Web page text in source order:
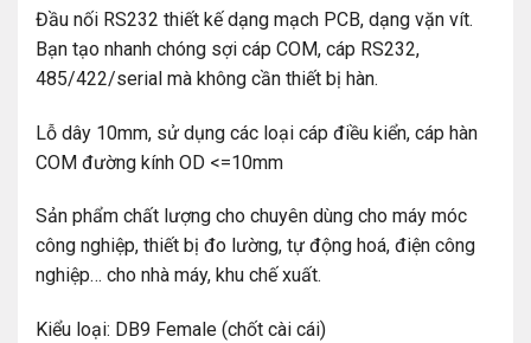
Đầu nối RS232 thiết kế dạng mạch PCB, dạng vặn vít.
Bạn tạo nhanh chóng sợi cáp COM, cáp RS232,
485/422/serial mà không cần thiết bị hàn.
Lỗ dây 10mm, sử dụng các loại cáp điều kiển, cáp hàn
COM đường kính OD <=10mm
Sản phẩm chất lượng cho chuyên dùng cho máy móc
công nghiệp, thiết bị đo lường, tự động hoá, điện công
nghiệp… cho nhà máy, khu chế xuất.
Kiểu loại: DB9 Female (chốt cài cái)